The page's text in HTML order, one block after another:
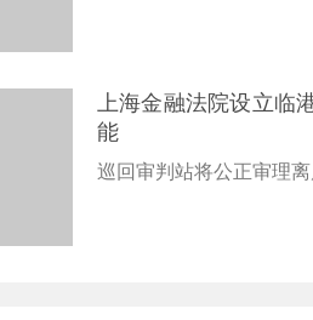
上海金融法院设立临
能
巡回审判站将公正审理